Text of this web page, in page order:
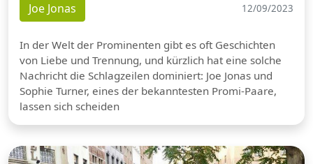
Joe Jonas 12/09/2023
In der Welt der Prominenten gibt es oft Geschichten
von Liebe und Trennung, und kürzlich hat eine solche
Nachricht die Schlagzeilen dominiert: Joe Jonas und
Sophie Turner, eines der bekanntesten Promi-Paare,
lassen sich scheiden